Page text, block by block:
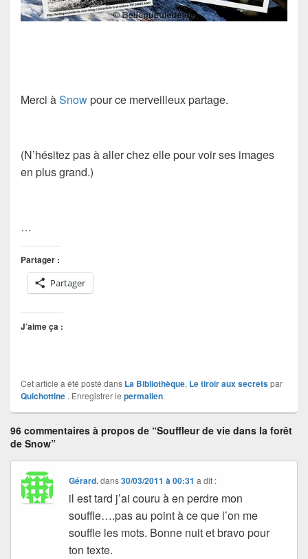
Merci àSnowpour ce merveilleux partage.
(N’hésitez pas à aller chez elle pour voir ses images
en plus grand.)
…
Partager :
Partager
J’aime ça :
Cet article a été posté dans La Bibliothèque, Le tiroir aux secretspar
Quichottine . Enregistrer le permalien.
96 commentaires à propos de “Souffleur de vie dans la forêt
de Snow”
Gérard.dans30/03/2011 à 00:31 a dit :
il est tard j’ai couru à en perdre mon
souffle….pas au point à ce que l’on me
souffle les mots. Bonne nuit et bravo pour
ton texte.